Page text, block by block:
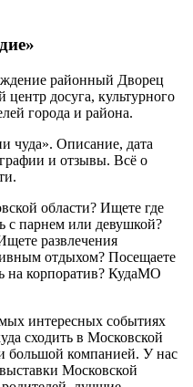
районный Дворец
центр досуга, культурного
города и района.
чуда». Описание, дата
и отзывы. Всё о
области? Ищете где
с парнем или девушкой?
развлечения
отдыхом? Посещаете
на корпоратив? КудаМО
интересных событиях
сходить в Московской
большой компанией. У нас
Московской